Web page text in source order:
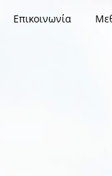
Επικοινωνία